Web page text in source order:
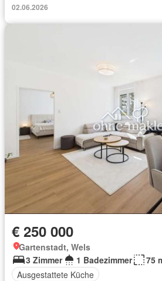
02.06.2026
€ 250 000
Gartenstadt, Wels
3 Zimmer
1 Badezimmer
75
Ausgestattete Küche